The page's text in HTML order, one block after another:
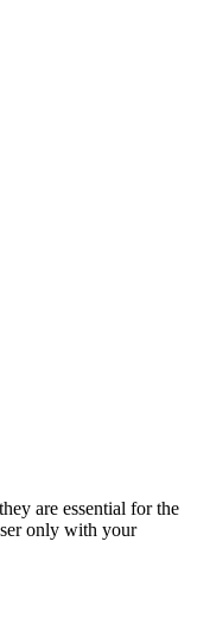
are essential for the
only with your